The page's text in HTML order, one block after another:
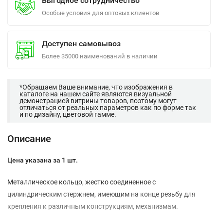
Особые условия для оптовых клиентов
Доступен самовывоз
Более 35000 наименований в наличии
*Обращаем Ваше внимание, что изображения в
каталоге на нашем сайте являются визуальной
демонстрацией витрины товаров, поэтому могут
отличаться от реальных параметров как по форме так
и по дизайну, цветовой гамме.
Описание
Цена указана за 1 шт.
Металлическое кольцо, жестко соединенное с
цилиндрическим стержнем, имеющим на конце резьбу для
крепления к различным конструкциям, механизмам.